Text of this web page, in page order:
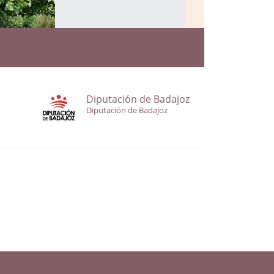
Diputación de Badajoz
Diputación de Badajoz